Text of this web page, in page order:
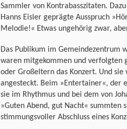
Sammler von Kontrabasszitaten.
Hanns Eisler geprägte Ausspruch
Melodie!« Etwas ungehörig zwar,
Das Publikum im Gemeindezentrum
waren mitgekommen und verfolgten
oder Großeltern das Konzert. Und
angesteckt. Beim »Entertainer«, der
sie im Rhythmus und bei dem von
»Guten Abend, gut Nacht«
stimmungsvoller Abschluss eines